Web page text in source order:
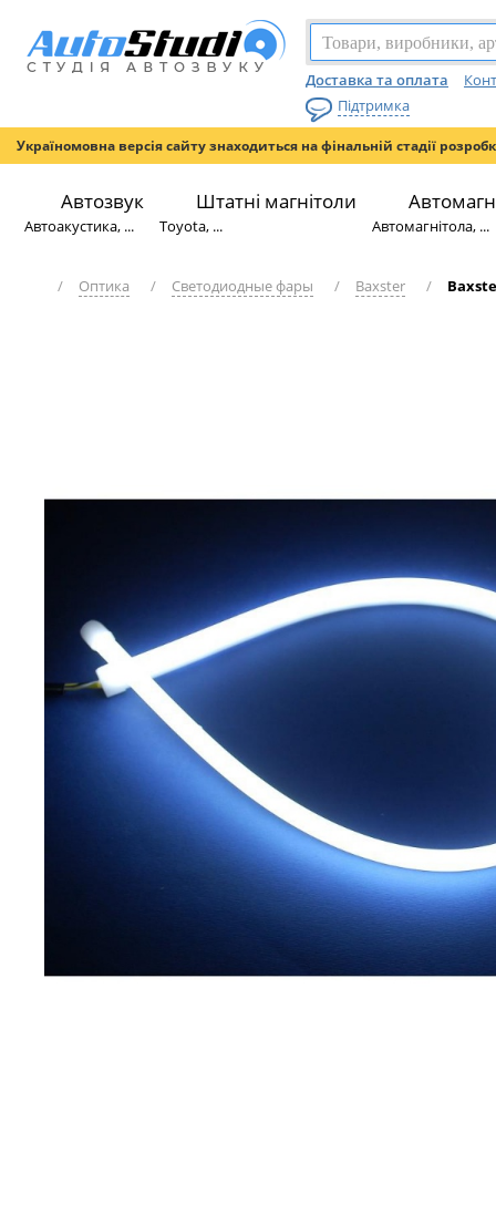
Доставка та оплата
Підтримка
Україномовна версія сайту знаходиться на фінальній стадії
Автозвук
Автоакустика, ...
Штатні магнітоли
Toyota, ... Автомагнітола, ...
/ Оптика / Светодиодные фары / Baxster /